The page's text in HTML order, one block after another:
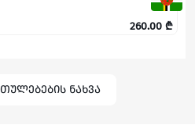
260.00 ₾
ნახვა